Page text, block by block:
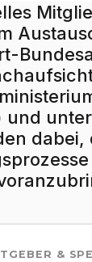
und
dabei,
&